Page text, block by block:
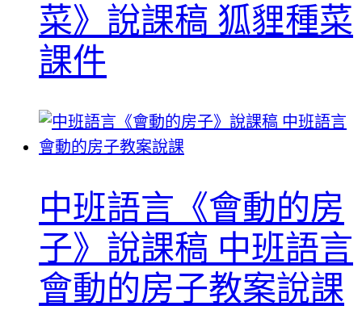
菜》說課稿 狐貍種菜
課件
中班語言《會動的房
子》說課稿 中班語言
會動的房子教案說課